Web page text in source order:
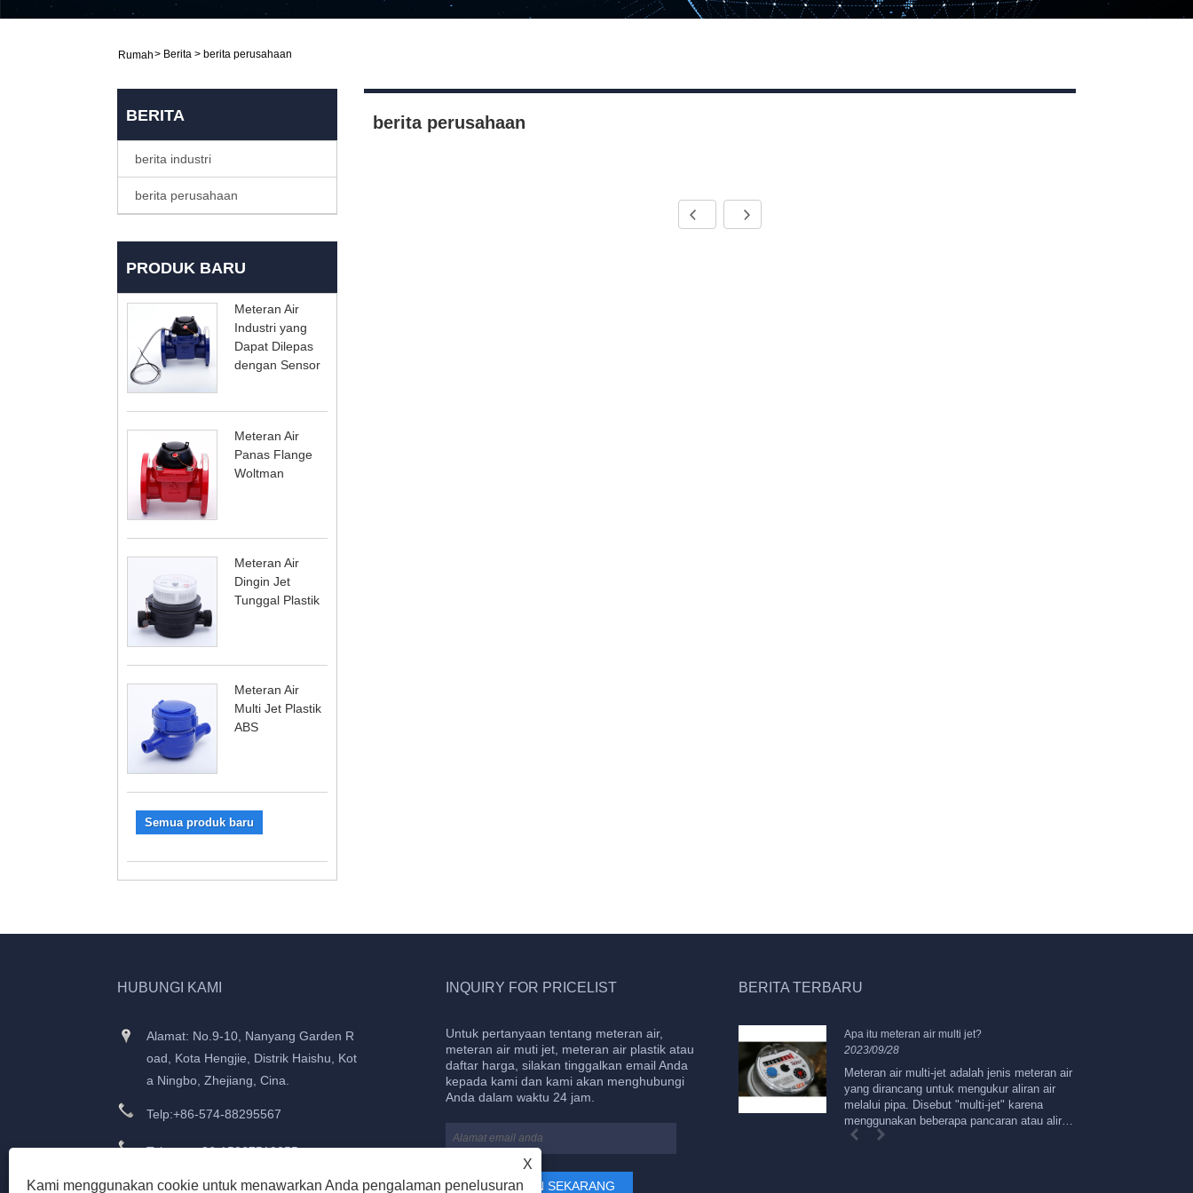
Rumah> Berita > berita perusahaan
BERITA
berita industri
berita perusahaan
PRODUK BARU
Meteran Air
Industri yang
Dapat Dilepas
dengan Sensor
Meteran Air
Panas Flange
Woltman
Meteran Air
Dingin Jet
Tunggal Plastik
Meteran Air
Multi Jet Plastik
ABS
Semua produk baru
berita perusahaan
HUBUNGI KAMI
Alamat: No.9-10, Nanyang Garden R
oad, Kota Hengjie, Distrik Haishu, Kot
a Ningbo, Zhejiang, Cina.
Telp:+86-574-88295567
Telepon:+86-15867519255
Surel:frank@yongzhoumeter.com
INQUIRY FOR PRICELIST
Untuk pertanyaan tentang meteran air,
meteran air muti jet, meteran air plastik atau
daftar harga, silakan tinggalkan email Anda
kepada kami dan kami akan menghubungi
Anda dalam waktu 24 jam.
BERITA TERBARU
Meteran air memiliki ciri-ciri sebagai berikut
2023/09/21
Pengukuran yang akurat: Meteran air
menggunakan bagian mekanis yang akurat
untuk mengukur aliran air, sehingga secara
akurat mencatat jumlah air yang digunakan.
Apa itu meteran air multi jet?
2023/09/28
Meteran air multi-jet adalah jenis meteran air
yang dirancang untuk mengukur aliran air
melalui pipa. Disebut "multi-jet" karena
menggunakan beberapa pancaran atau aliran
air untuk mengukur laju aliran air. Berikut
X
Kami menggunakan cookie untuk menawarkan Anda pengalaman penelusuran